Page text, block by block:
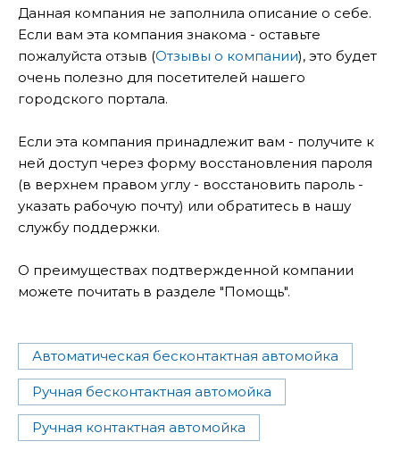
Данная компания не заполнила описание о себе.
Если вам эта компания знакома - оставьте
пожалуйста отзыв (Отзывы о компании), это будет
очень полезно для посетителей нашего
городского портала.
Если эта компания принадлежит вам - получите к
ней доступ через форму восстановления пароля
(в верхнем правом углу - восстановить пароль -
указать рабочую почту) или обратитесь в нашу
службу поддержки.
О преимуществах подтвержденной компании
можете почитать в разделе "Помощь".
Автоматическая бесконтактная автомойка
Ручная бесконтактная автомойка
Ручная контактная автомойка